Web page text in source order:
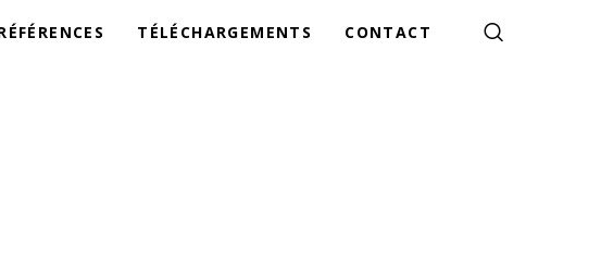
TÉLÉCHARGEMENTS CONTACT